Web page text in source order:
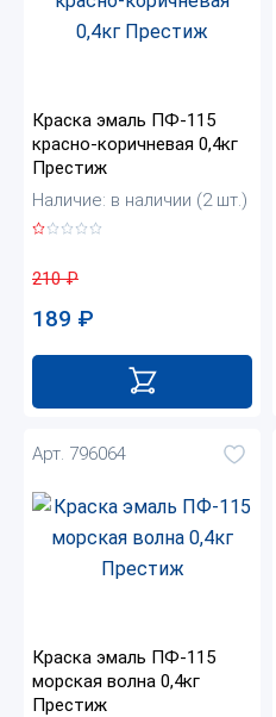
Краска эмаль ПФ-115
красно-коричневая 0,4кг
Престиж
Наличие: в наличии (2 шт.)
210₽
189 ₽
Арт. 796064
Краска эмаль ПФ-115
морская волна 0,4кг
Престиж